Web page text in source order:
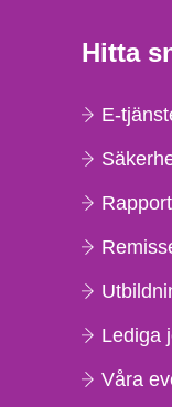
Hitta
E-
Lediga
Våra